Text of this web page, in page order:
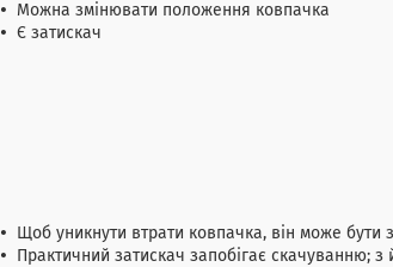
Можна змінювати положення ковпачка
Є затискач
Щоб уникнути втрати ковпачка, він може бути
Практичний затискач запобігає скачуванню;